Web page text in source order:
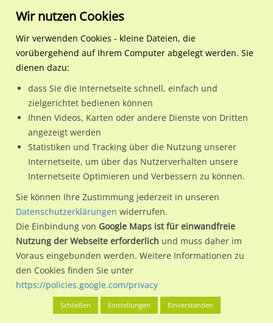
Regionale Plakatwerbung Hamburg
Hamburg, Freie und
S-Bf Elbgaustr, Bstg., Gl. 1
S-Bf Elbgaustr, Bstg., Gl. 1
Nutze günstige Werbemöglichkeiten am Standort S-Bf
Elbgaustr, Bstg., Gl. 1im Ortsteil Eidelstedt)in Hamburg,
Freie und Hansestadt.
Wir erheben für jede unserer Werbeflächen individuelle und
aktuelleStandortinformationenundLeistungswerte. Damit
kannst du dich schon vor der Buchung im Detail über den
Standort, seine Reichweite und Werbewirkung sowie
eventuelle Beschränkungen in den zugelassenen
Werbeinhalten informieren.
Alles klar? Dann findest du direkt im unteren Teil dieser Seite
Wir nutzen Cookies
Wir verwenden Cookies - kleine Dateien, die
vorübergehend auf Ihrem Computer abgelegt werden. Sie
dienen dazu:
dass Sie die Internetseite schnell, einfach und
zielgerichtet bedienen können
Ihnen Videos, Karten oder andere Dienste von Dritten
angezeigt werden
Statistiken und Tracking über die Nutzung unserer
Internetseite, um über das Nutzerverhalten unsere
Internetseite Optimieren und Verbessern zu können.
Sie können Ihre Zustimmung jederzeit in unseren
Datenschutzerklärungen widerrufen.
Die Einbindung von Google Maps ist für einwandfreie
Nutzung der Webseite erforderlich und muss daher im
Voraus eingebunden werden. Weitere Informationen zu
den Cookies finden Sie unter
https://policies.google.com/privacy
Schließen Einstellungen Einverstanden